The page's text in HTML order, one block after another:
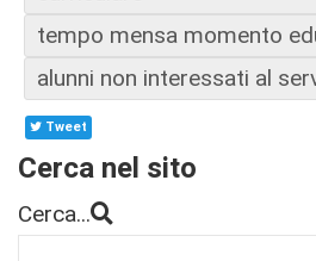
tempo mensa momento
alunni non interessati al
Tweet
Cerca nel sito
Cerca...